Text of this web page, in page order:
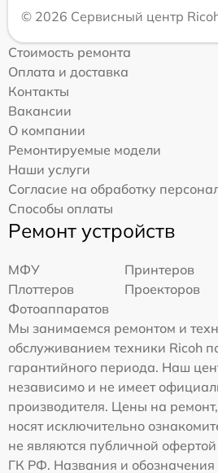
© 2026 Сервисный центр
Стоимость ремонта
Оплата и доставка
Контакты
Вакансии
О компании
Ремонтируемые модели
Наши услуги
Согласие на обработку
Способы оплаты
Ремонт устройств
МФУ
Принтеров
Плоттеров
Проекторов
Фотоаппаратов
Мы занимаемся ремонтом и
обслуживанием техники Ricoh
гарантийного периода. Наш
независимо и не имеет
производителя. Цены на
носят исключительно
не являются публичной офертой
ГК РФ. Названия и обозначения